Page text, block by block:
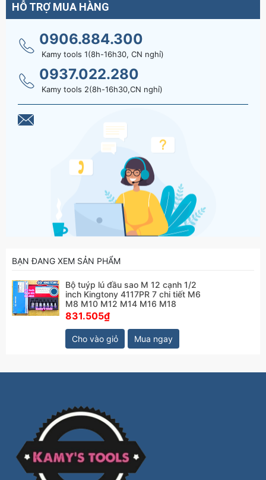
HỖ TRỢ MUA HÀNG
0906.884.300
Kamy tools 1(8h-16h30, CN nghỉ)
0937.022.280
Kamy tools 2(8h-16h30,CN nghỉ)
BẠN ĐANG XEM SẢN PHẨM
Bộ tuýp lú đầu sao M 12 cạnh 1/2
inch Kingtony 4117PR 7 chi tiết M6
M8 M10 M12 M14 M16 M18
831.505₫
Cho vào giỏ Mua ngay